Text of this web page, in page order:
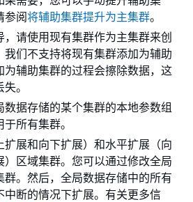
参阅将辅助集群提升为主集群。
请使用现有集群作为主集群来创
我们不支持将现有集群添加为辅助
为辅助集群的过程会擦除数据，这
。
数据存储的某个集群的本地参数组
所有集群。
扩展和向下扩展）和水平扩展（向
）区域集群。您可以通过修改全局
群。然后，全局数据存储中的所有
中断的情况下扩展。有关更多信